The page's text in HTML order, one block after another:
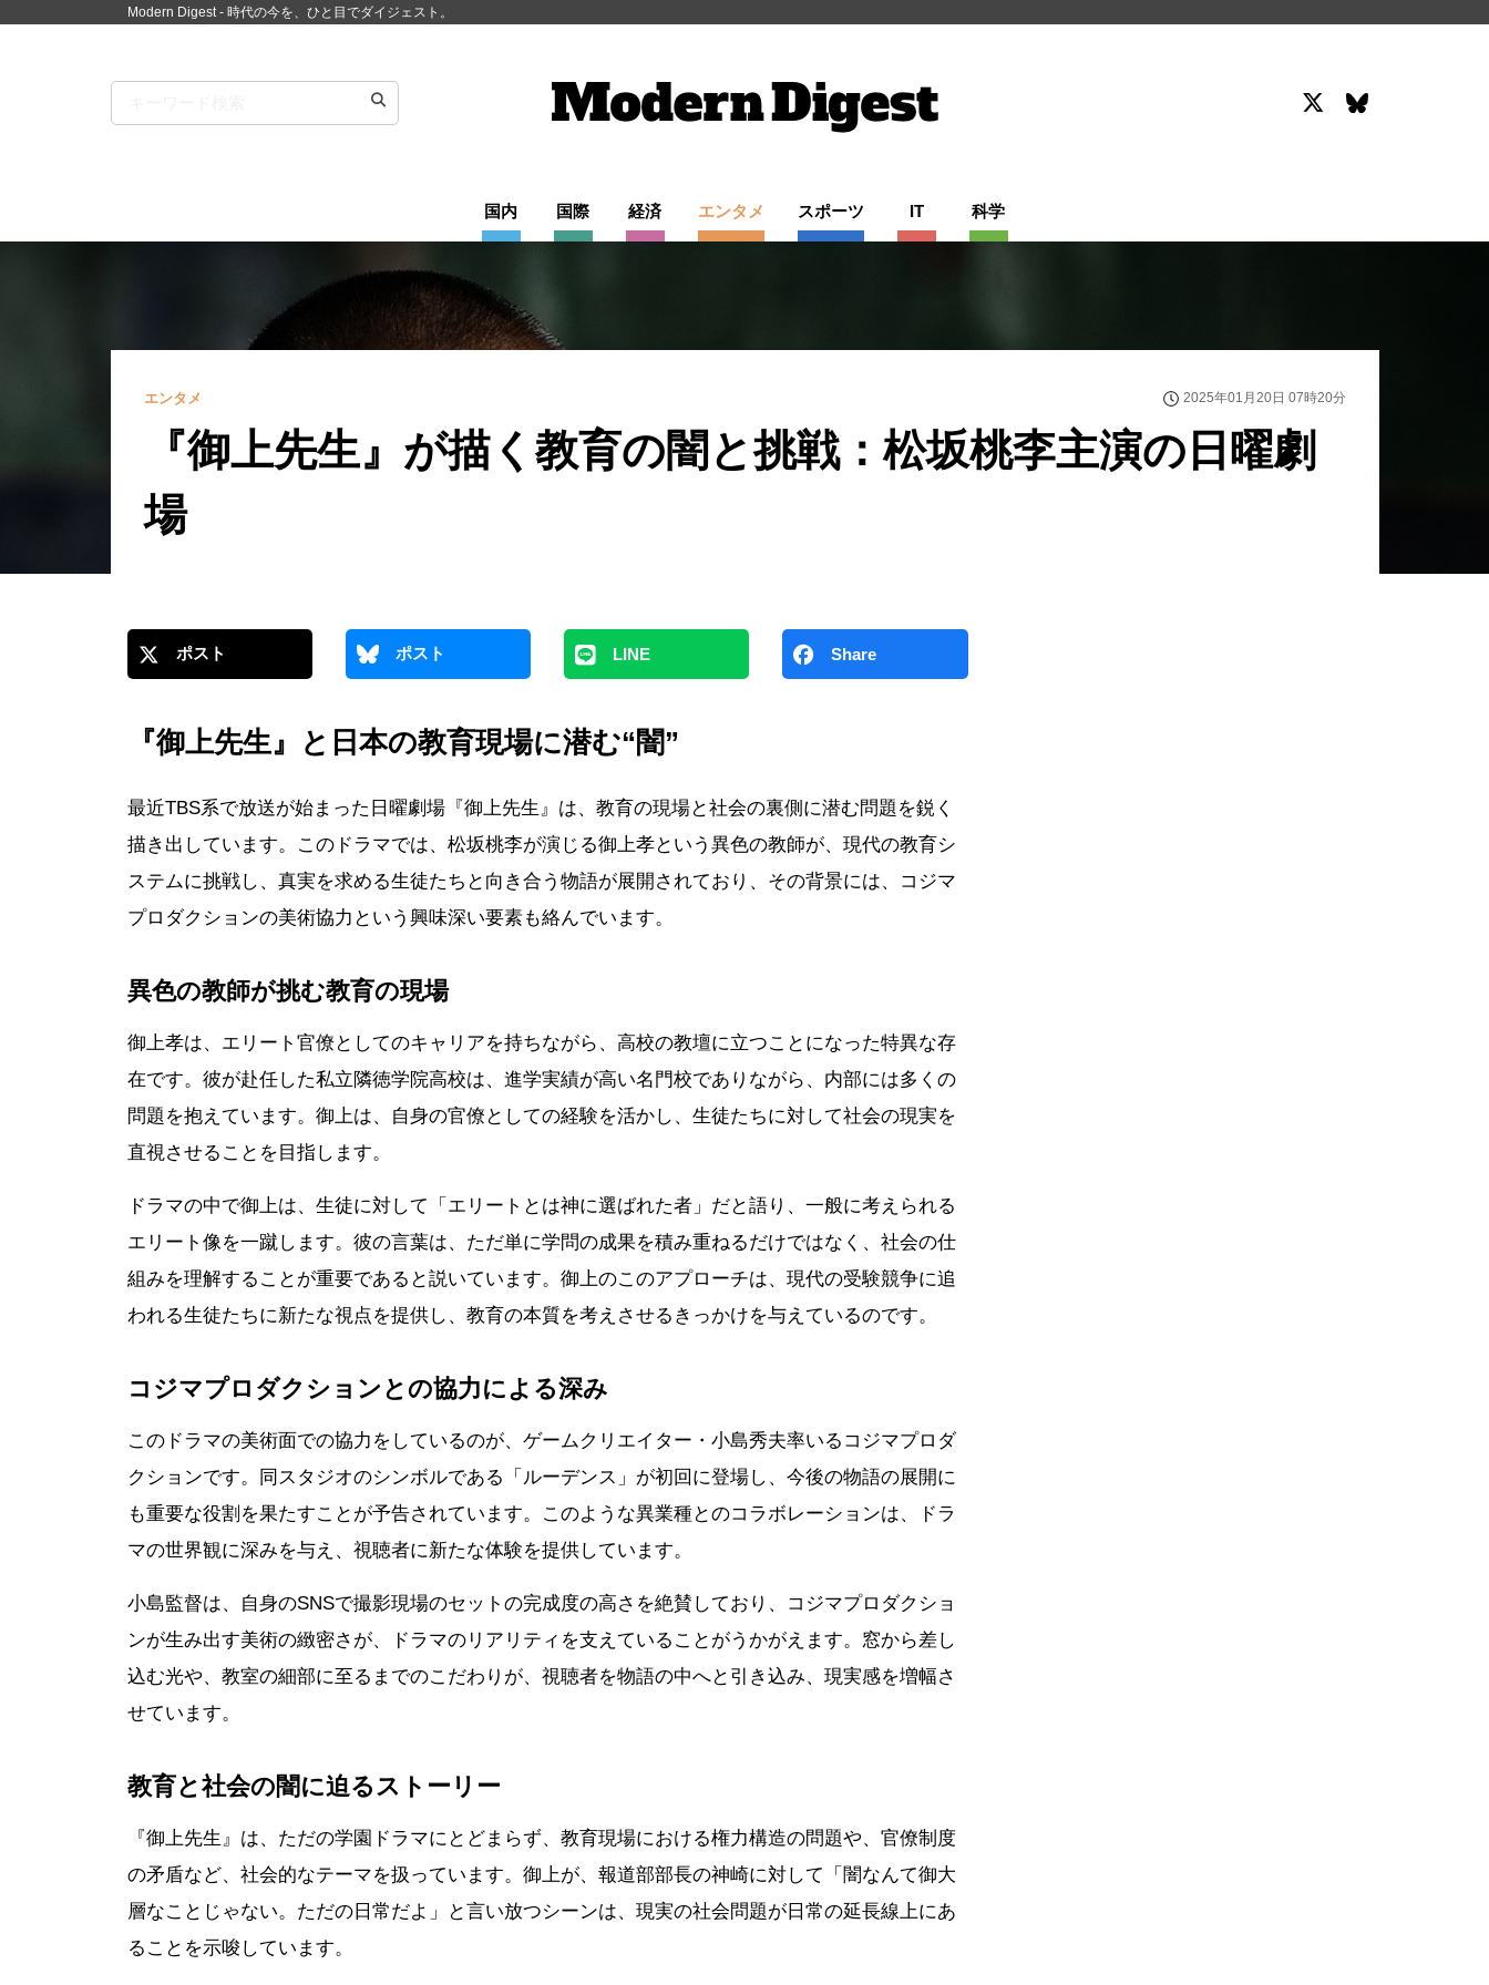
Modern Digest - 時代の今を、ひと目でダイジェスト。
国内 国際 経済 エンタメ スポーツ IT 科学
エンタメ 2025年01月20日 07時20分
『御上先生』が描く教育の闇と挑戦：松坂桃李主演の日曜劇
場
ポスト ポスト LINE Share
『御上先生』と日本の教育現場に潜む“闇”
最近TBS系で放送が始まった日曜劇場『御上先生』は、教育の現場と社会の裏側に潜む問題を鋭く
描き出しています。このドラマでは、松坂桃李が演じる御上孝という異色の教師が、現代の教育シ
ステムに挑戦し、真実を求める生徒たちと向き合う物語が展開されており、その背景には、コジマ
プロダクションの美術協力という興味深い要素も絡んでいます。
異色の教師が挑む教育の現場
御上孝は、エリート官僚としてのキャリアを持ちながら、高校の教壇に立つことになった特異な存
在です。彼が赴任した私立隣徳学院高校は、進学実績が高い名門校でありながら、内部には多くの
問題を抱えています。御上は、自身の官僚としての経験を活かし、生徒たちに対して社会の現実を
直視させることを目指します。
ドラマの中で御上は、生徒に対して「エリートとは神に選ばれた者」だと語り、一般に考えられる
エリート像を一蹴します。彼の言葉は、ただ単に学問の成果を積み重ねるだけではなく、社会の仕
組みを理解することが重要であると説いています。御上のこのアプローチは、現代の受験競争に追
われる生徒たちに新たな視点を提供し、教育の本質を考えさせるきっかけを与えているのです。
コジマプロダクションとの協力による深み
このドラマの美術面での協力をしているのが、ゲームクリエイター・小島秀夫率いるコジマプロダ
クションです。同スタジオのシンボルである「ルーデンス」が初回に登場し、今後の物語の展開に
も重要な役割を果たすことが予告されています。このような異業種とのコラボレーションは、ドラ
マの世界観に深みを与え、視聴者に新たな体験を提供しています。
小島監督は、自身のSNSで撮影現場のセットの完成度の高さを絶賛しており、コジマプロダクショ
ンが生み出す美術の緻密さが、ドラマのリアリティを支えていることがうかがえます。窓から差し
込む光や、教室の細部に至るまでのこだわりが、視聴者を物語の中へと引き込み、現実感を増幅さ
せています。
教育と社会の闇に迫るストーリー
『御上先生』は、ただの学園ドラマにとどまらず、教育現場における権力構造の問題や、官僚制度
の矛盾など、社会的なテーマを扱っています。御上が、報道部部長の神崎に対して「闇なんて御大
層なことじゃない。ただの日常だよ」と言い放つシーンは、現実の社会問題が日常の延長線上にあ
ることを示唆しています。